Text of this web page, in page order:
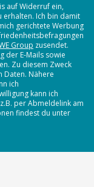
auf Widerruf ein,
erhalten. Ich bin damit
gerichtete Werbung
Group zusendet.
der E-Mails sowie
Zu diesem Zweck
Daten. Nähere
ich
kann ich
per Abmeldelink am
findest du unter